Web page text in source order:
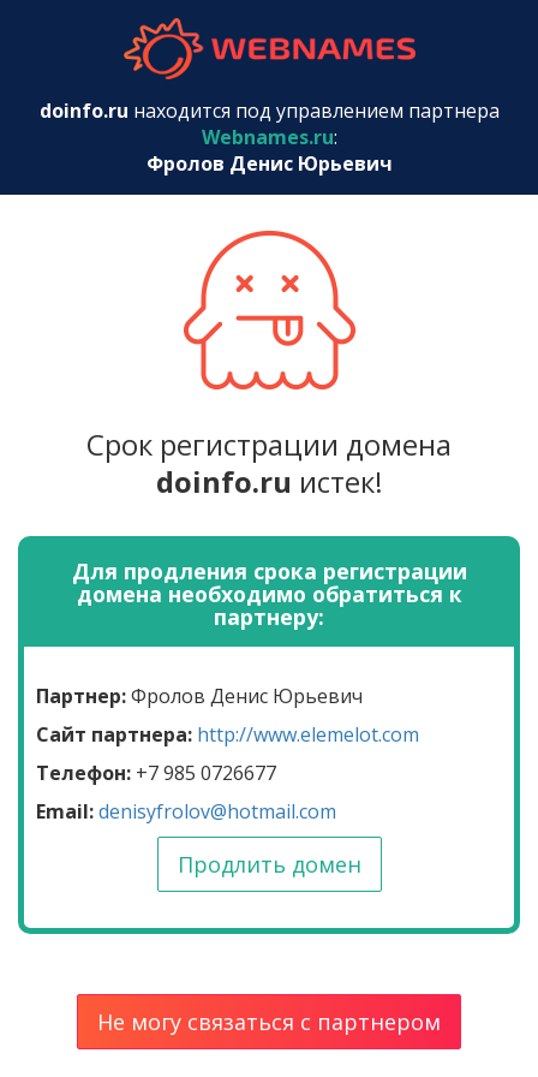
doinfo.ru находится под управлением партнера
Webnames.ru:
Фролов Денис Юрьевич
Срок регистрации домена
doinfo.ru истек!
Для продления срока регистрации
домена необходимо обратиться к
партнеру:
Партнер:Фролов Денис Юрьевич
Сайт партнера: http://www.elemelot.com
Телефон: +7 985 0726677
Email:denisyfrolov@hotmail.com
Продлить домен
Не могу связаться с партнером